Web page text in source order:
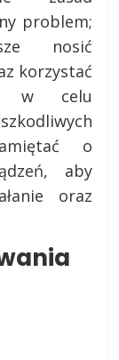
problem;
nosić
korzystać
w celu
o
aby
oraz